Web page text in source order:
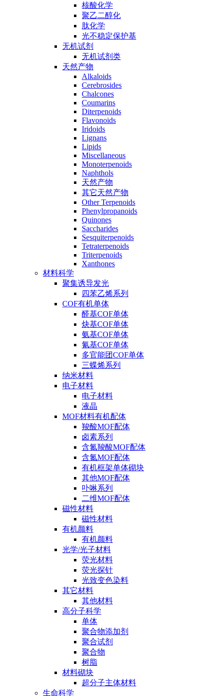
核酸化学
聚乙二醇化
肽化学
光不稳定保护基
无机试剂
无机试剂类
天然产物
Alkaloids
Cerebrosides
Chalcones
Coumarins
Diterpenoids
Flavonoids
Iridoids
Lignans
Lipids
Miscellaneous
Monoterpenoids
Naphthols
天然产物
其它天然产物
Other Terpenoids
Phenylpropanoids
Quinones
Saccharides
Sesquiterpenoids
Tetraterpenoids
Triterpenoids
Xanthones
材料科学
聚集诱导发光
四苯乙烯系列
COF有机单体
醛基COF单体
炔基COF单体
氨基COF单体
氰基COF单体
多官能团COF单体
三蝶烯系列
纳米材料
电子材料
电子材料
液晶
MOF材料有机配体
羧酸MOF配体
卤素系列
含氮羧酸MOF配体
含氮MOF配体
有机框架单体砌块
其他MOF配体
卟啉系列
二维MOF配体
磁性材料
磁性材料
有机颜料
有机颜料
光学/光子材料
荧光材料
荧光探针
光致变色染料
其它材料
其他材料
高分子科学
单体
聚合物添加剂
聚合试剂
聚合物
树脂
材料砌块
超分子主体材料
生命科学